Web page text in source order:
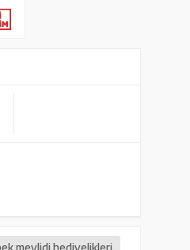
mevlidi hediyelikleri